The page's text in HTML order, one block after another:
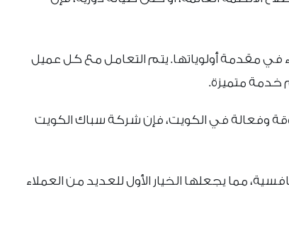
في مقدمة أولوياتها. يتم التعامل مع كل عميل
خدمة متميزة.
وفعالة في الكويت، فإن شركة سباك الكويت
مما يجعلها الخيار الأول للعديد من العملاء